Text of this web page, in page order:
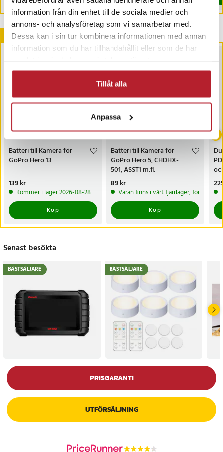
information från din enhet till de sociala medier och
annons- och analysföretag som vi samarbetar med.
Dessa kan i sin tur kombinera informationen med annan
information som du har tillhandahållit eller som de har
Tillåt alla
Anpassa
Andra köpte också
Batteri till Kamera för
GoPro Hero 13
Pris:139 kr
139 kr
Kommer i lager 2026-08-28
Köp
Batteri till Kamera för
GoPro Hero 5, CHDHX-
501, ASST1 m.fl.
Pris:
89 kr
Varan finns i vårt fjärrlager, förväntas
Köp
Senast besökta
BÄSTSÄLJARE BÄSTSÄLJARE
PRISGARANTI
UTFÖRSÄLJNING